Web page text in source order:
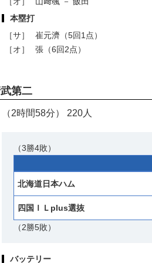
本塁打
［サ］
崔元濟（5回1点）
［オ］
張（6回2点）
第二
（2時間58分） 220人
（3勝4敗）
北海道日本ハム
四国ＩＬplus選抜
（2勝5敗）
バッテリー